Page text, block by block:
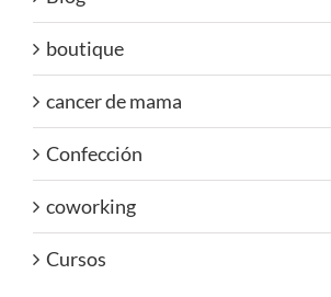
boutique
cancer de mama
Confección
coworking
Cursos